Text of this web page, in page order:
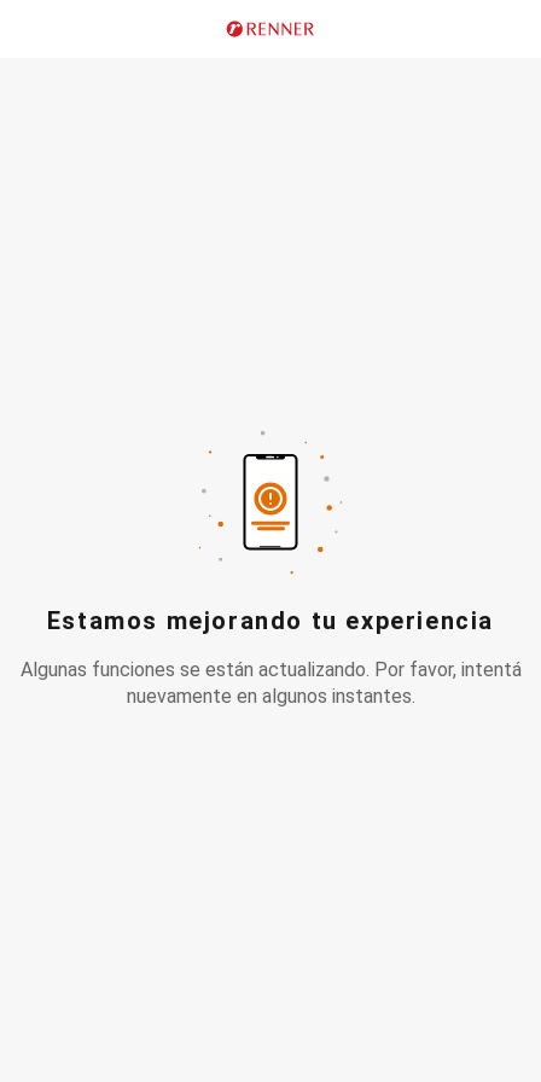
Estamos mejorando tu experiencia
Algunas funciones se están actualizando. Por favor, intentá
nuevamente en algunos instantes.